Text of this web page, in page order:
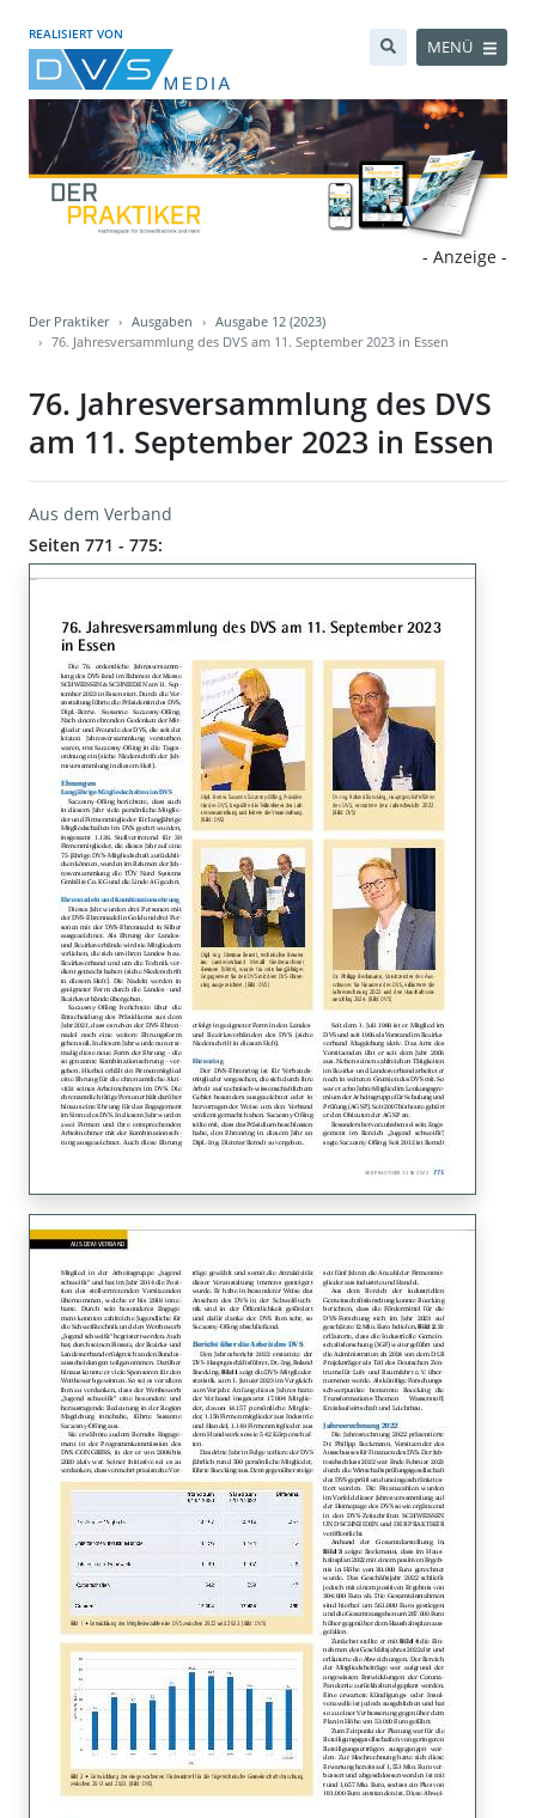
REALISIERT VON
MENÜ
- Anzeige -
Der Praktiker Ausgaben
Ausgabe 12 (2023)
76. Jahresversammlung des DVS am 11. September 2023 in Essen
76. Jahresversammlung des DVS
am 11. September 2023 in Essen
Aus dem Verband
Seiten 771 - 775: